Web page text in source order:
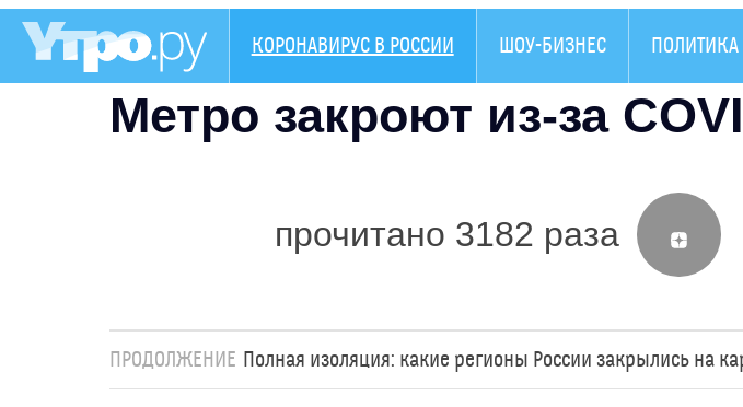
КОРОНАВИРУС В РОССИИ ШОУ-БИЗНЕС ПОЛИТИКА
Метро закроют из-за
прочитано 3182 раза
ПРОДОЛЖЕНИЕ Полная изоляция: какие регионы России закрылись на